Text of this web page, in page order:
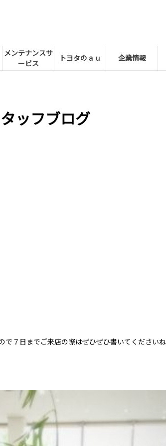
メンテナンスサ
ービス
トヨタのａｕ 企業情報
ッフブログ
で７日までご来店の際はぜひぜひ書いてください